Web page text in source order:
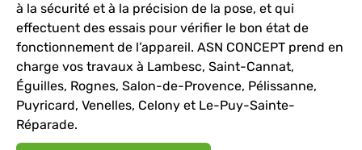
à la sécurité et à la précision de la pose, et qui
effectuent des essais pour vérifier le bon état de
fonctionnement de l’appareil. ASN CONCEPT prend en
charge vos travaux à Lambesc, Saint-Cannat,
Éguilles, Rognes, Salon-de-Provence, Pélissanne,
Puyricard, Venelles, Celony et Le-Puy-Sainte-
Réparade.